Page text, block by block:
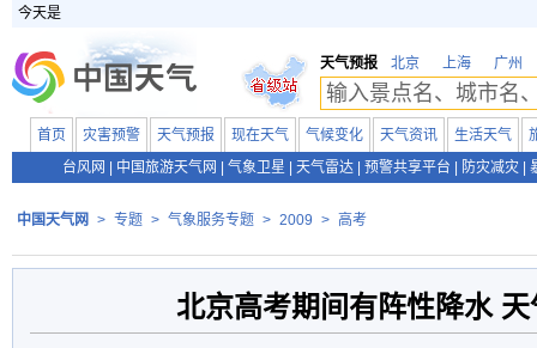
今天是
天气预报 北京 上海 广州
首页 灾害预警 天气预报 现在天气 气候变化 天气资讯 生活天气
台风网
中国旅游天气网 气象卫星 天气雷达 预警共享平台 防灾减灾
中国天气网 > 专题 > 气象服务专题 > 2009 > 高考
北京高考期间有阵性降水 天